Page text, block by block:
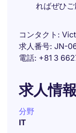
ればぜひご
コンタクト
求人番号 JN-
電話 +81 3
求人情
分野
IT